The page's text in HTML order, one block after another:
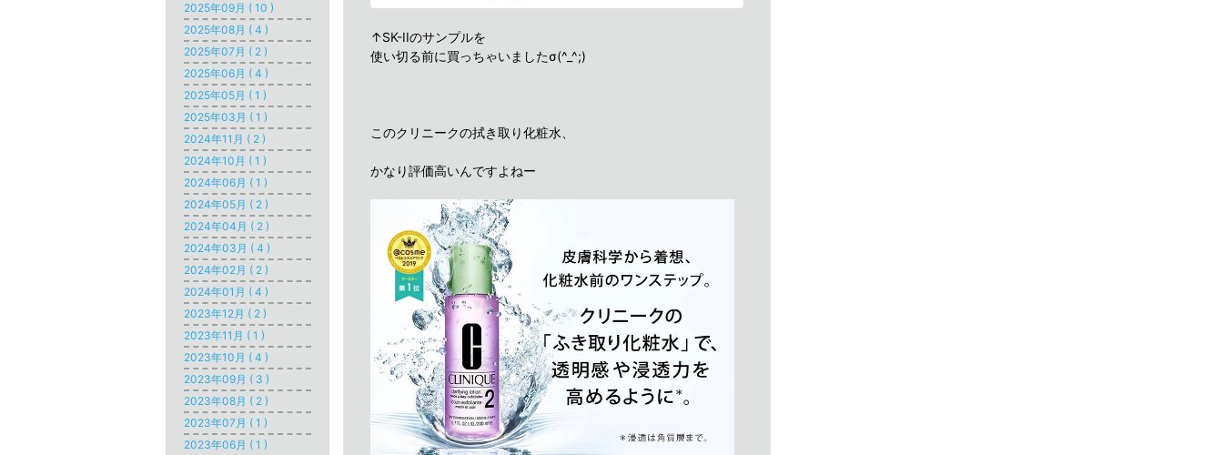
↑SK-IIのサンプルを
使い切る前に買っちゃいましたσ(^_^;)
このクリニークの拭き取り化粧水、
かなり評価高いんですよねー
2025年09月 ( 10 )
2025年08月 ( 4 )
2025年07月 ( 2 )
2025年06月 ( 4 )
2025年05月 ( 1 )
2025年03月 ( 1 )
2024年11月 ( 2 )
2024年10月 ( 1 )
2024年06月 ( 1 )
2024年05月 ( 2 )
2024年04月 ( 2 )
2024年03月 ( 4 )
2024年02月 ( 2 )
2024年01月 ( 4 )
2023年12月 ( 2 )
2023年11月 ( 1 )
2023年10月 ( 4 )
2023年09月 ( 3 )
2023年08月 ( 2 )
2023年07月 ( 1 )
2023年06月 ( 1 )